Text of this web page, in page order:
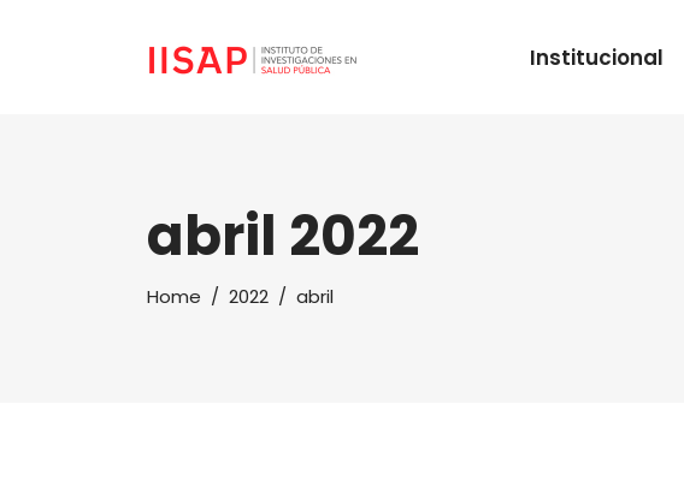
Institucional
abril 2022
Home / 2022 / abril